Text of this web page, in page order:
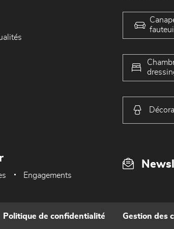
Engagements
Politique de confidentialité Gestion des